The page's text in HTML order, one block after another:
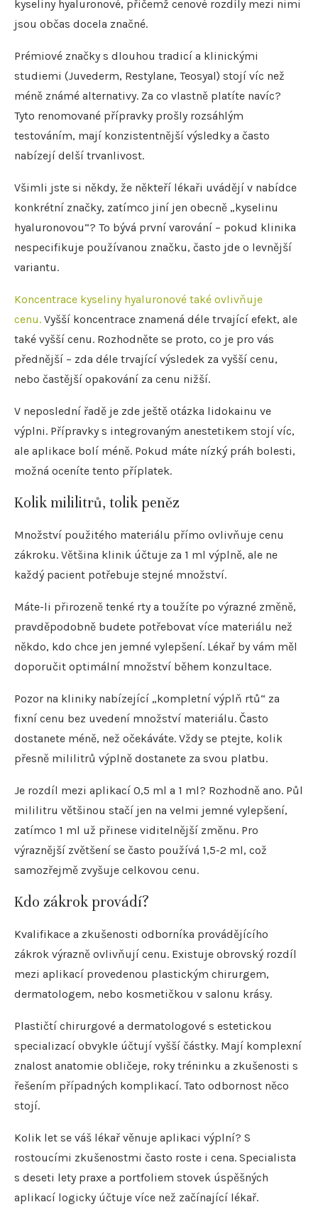
kyseliny hyaluronové, přičemž cenové rozdíly mezi nimi
jsou občas docela značné.
Prémiové značky s dlouhou tradicí a klinickými
studiemi (Juvederm, Restylane, Teosyal) stojí víc než
méně známé alternativy. Za co vlastně platíte navíc?
Tyto renomované přípravky prošly rozsáhlým
testováním, mají konzistentnější výsledky a často
nabízejí delší trvanlivost.
Všimli jste si někdy, že někteří lékaři uvádějí v nabídce
konkrétní značky, zatímco jiní jen obecně „kyselinu
hyaluronovou“? To bývá první varování – pokud klinika
nespecifikuje používanou značku, často jde o levnější
variantu.
Koncentrace kyseliny hyaluronové také ovlivňuje
cenu. Vyšší koncentrace znamená déle trvající efekt, ale
také vyšší cenu. Rozhodněte se proto, co je pro vás
přednější – zda déle trvající výsledek za vyšší cenu,
nebo častější opakování za cenu nižší.
V neposlední řadě je zde ještě otázka lidokainu ve
výplni. Přípravky s integrovaným anestetikem stojí víc,
ale aplikace bolí méně. Pokud máte nízký práh bolesti,
možná oceníte tento příplatek.
Kolik mililitrů, tolik peněz
Množství použitého materiálu přímo ovlivňuje cenu
zákroku. Většina klinik účtuje za 1 ml výplně, ale ne
každý pacient potřebuje stejné množství.
Máte-li přirozeně tenké rty a toužíte po výrazné změně,
pravděpodobně budete potřebovat více materiálu než
někdo, kdo chce jen jemné vylepšení. Lékař by vám měl
doporučit optimální množství během konzultace.
Pozor na kliniky nabízející „kompletní výplň rtů“ za
fixní cenu bez uvedení množství materiálu. Často
dostanete méně, než očekáváte. Vždy se ptejte, kolik
přesně mililitrů výplně dostanete za svou platbu.
Je rozdíl mezi aplikací 0,5 ml a 1 ml? Rozhodně ano. Půl
mililitru většinou stačí jen na velmi jemné vylepšení,
zatímco 1 ml už přinese viditelnější změnu. Pro
výraznější zvětšení se často používá 1,5-2 ml, což
samozřejmě zvyšuje celkovou cenu.
Kdo zákrok provádí?
Kvalifikace a zkušenosti odborníka provádějícího
zákrok výrazně ovlivňují cenu. Existuje obrovský rozdíl
mezi aplikací provedenou plastickým chirurgem,
dermatologem, nebo kosmetičkou v salonu krásy.
Plastičtí chirurgové a dermatologové s estetickou
specializací obvykle účtují vyšší částky. Mají komplexní
znalost anatomie obličeje, roky tréninku a zkušenosti s
řešením případných komplikací. Tato odbornost něco
stojí.
Kolik let se váš lékař věnuje aplikaci výplní? S
rostoucími zkušenostmi často roste i cena. Specialista
s deseti lety praxe a portfoliem stovek úspěšných
aplikací logicky účtuje více než začínající lékař.